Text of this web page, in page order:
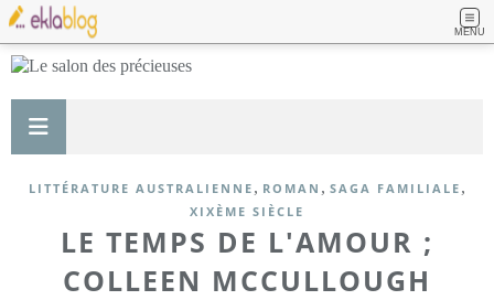
MENU
LITTÉRATURE AUSTRALIENNE , ROMAN , SAGA FAMILIALE ,
XIXÈME SIÈCLE
LE TEMPS DE L'AMOUR ;
COLLEEN MCCULLOUGH